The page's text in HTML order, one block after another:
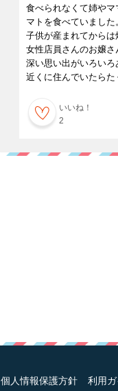
食べられなくて姉や
マトを食べていました
子供が産まれてからは
女性店員さんのお嬢
深い思い出がいろいろ
近くに住んでいたらた
いいね！
2
個人情報保護方針 利用